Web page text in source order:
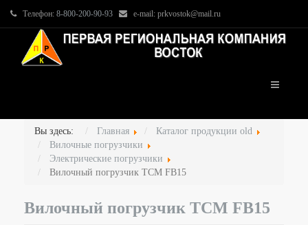
Телефон: 8-800-200-90-93 e-mail: prkvostok@mail.ru
Вы здесь: Главная
Каталог продукции old
Вилочные погрузчики
Электрические погрузчики
Вилочный погрузчик TCM FB15
Вилочный погрузчик TCM FB15